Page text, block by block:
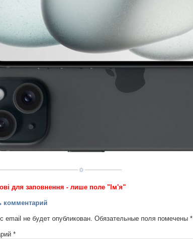
для заповнення - лише поле "Ім'я"
комментарий
email не будет опубликован. Обязательные поля помечены*
*